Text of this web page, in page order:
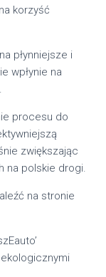
korzyść
płynniejsze i
wpłynie na
procesu do
zwiększając
na polskie drogi.
na stronie